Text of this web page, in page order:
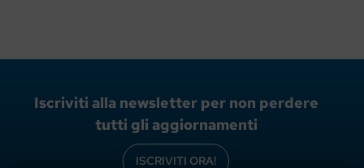
Iscriviti alla newsletter per non perdere
tutti gli aggiornamenti
ISCRIVITI ORA!